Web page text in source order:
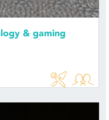
& gaming